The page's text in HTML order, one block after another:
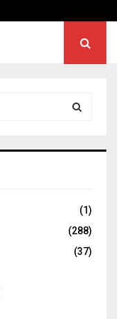
C
(1)
(288)
(37)